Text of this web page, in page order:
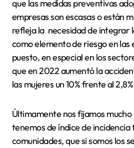
que las medidas preventivas
empresas son escasas o están
refleja la necesidad de integrar
como elemento de riesgo en las
puesto, en especial en los
que en 2022 aumentó la
las mujeres un 10% frente al
Últimamente nos fijamos mucho
tenemos de índice de
comunidades, que si somos los